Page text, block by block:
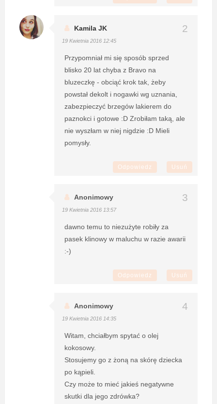
Kamila JK
19 Kwietnia 2016 12:45
Przypomniał mi się sposób sprzed
blisko 20 lat chyba z Bravo na
bluzeczkę - obciąć krok tak, żeby
powstał dekolt i nogawki wg uznania,
zabezpieczyć brzegów lakierem do
paznokci i gotowe :D Zrobiłam taką, ale
nie wyszłam w niej nigdzie :D Mieli
pomysły.
Odpowiedz Usuń
Anonimowy
19 Kwietnia 2016 13:57
dawno temu to niezużyte robiły za
pasek klinowy w maluchu w razie awarii
:-)
Odpowiedz Usuń
Anonimowy
19 Kwietnia 2016 14:35
Witam, chciałbym spytać o olej
kokosowy.
Stosujemy go z żoną na skórę dziecka
po kąpieli.
Czy może to mieć jakieś negatywne
skutki dla jego zdrówka?